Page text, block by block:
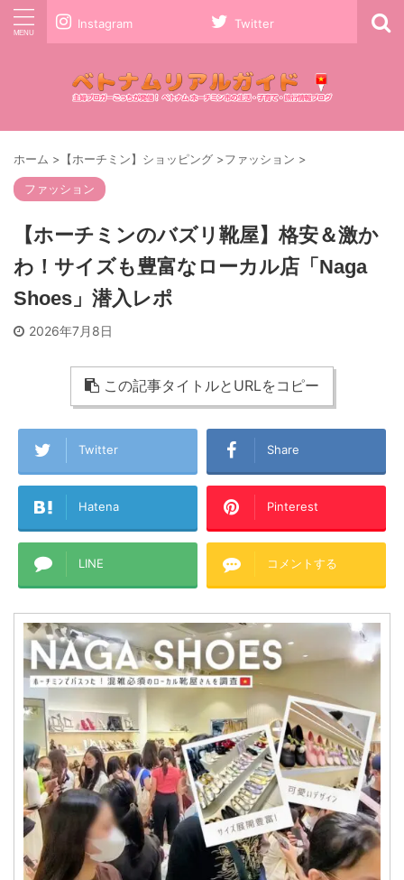
Instagram Twitter
ホーム > 【ホーチミン】ショッピング >ファッション >
ファッション
【ホーチミンのバズリ靴屋】格安＆激か
わ！サイズも豊富なローカル店「Naga
Shoes」潜入レポ
2026年7月8日
この記事タイトルとURLをコピー
Twitter Share
Hatena Pinterest
LINE コメントする